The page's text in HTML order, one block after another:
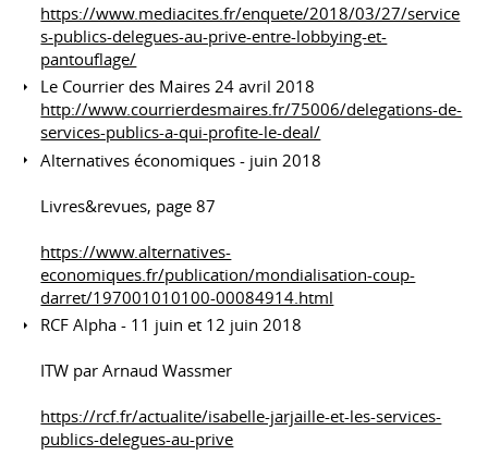
https://www.mediacites.fr/enquete/2018/03/27/service
s-publics-delegues-au-prive-entre-lobbying-et-
pantouflage/
Le Courrier des Maires 24 avril 2018
http://www.courrierdesmaires.fr/75006/delegations-de-
services-publics-a-qui-profite-le-deal/
Alternatives économiques - juin 2018
Livres&revues, page 87
https://www.alternatives-
economiques.fr/publication/mondialisation-coup-
darret/197001010100-00084914.html
RCF Alpha - 11 juin et 12 juin 2018
ITW par Arnaud Wassmer
https://rcf.fr/actualite/isabelle-jarjaille-et-les-services-
publics-delegues-au-prive